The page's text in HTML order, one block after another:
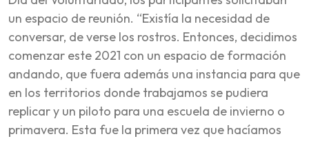
un espacio de reunión. “Existía la necesidad de
conversar, de verse los rostros. Entonces, decidimos
comenzar este 2021 con un espacio de formación
andando, que fuera además una instancia para que
en los territorios donde trabajamos se pudiera
replicar y un piloto para una escuela de invierno o
primavera. Esta fue la primera vez que hacíamos